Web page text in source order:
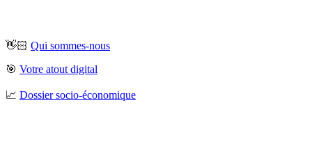
👋🏻 Qui sommes-nous
🎯 Votre atout digital
📈 Dossier socio-économique